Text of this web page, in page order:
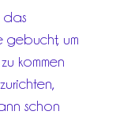
das
um
kommen
schon